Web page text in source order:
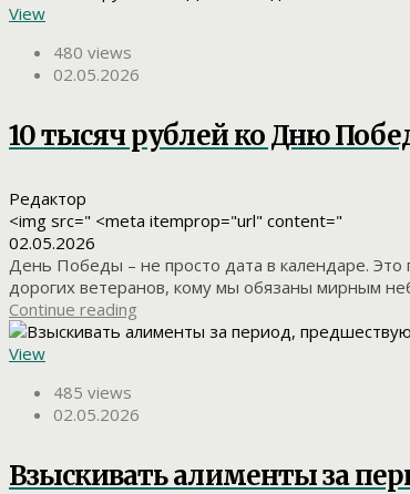
View
480 views
02.05.2026
10 тысяч рублей ко Дню
Редактор
<img src=" <meta itemprop="url" content="
02.05.2026
День Победы – не просто дата в календаре. Это
дорогих ветеранов, кому мы обязаны мирным
Continue reading
View
485 views
02.05.2026
Взыскивать алименты за